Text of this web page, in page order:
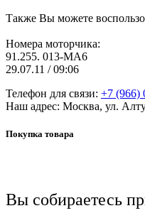
Также Вы можете
Номера моторчика:
91.255. 013-MA6
29.07.11 / 09:06
Телефон для связи: +7 (966)
Наш адрес: Москва, ул.
Покупка товара
Вы собираетесь